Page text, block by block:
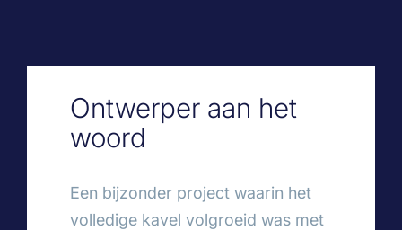
Ontwerper aan het
woord
Een bijzonder project waarin het
volledige kavel volgroeid was met